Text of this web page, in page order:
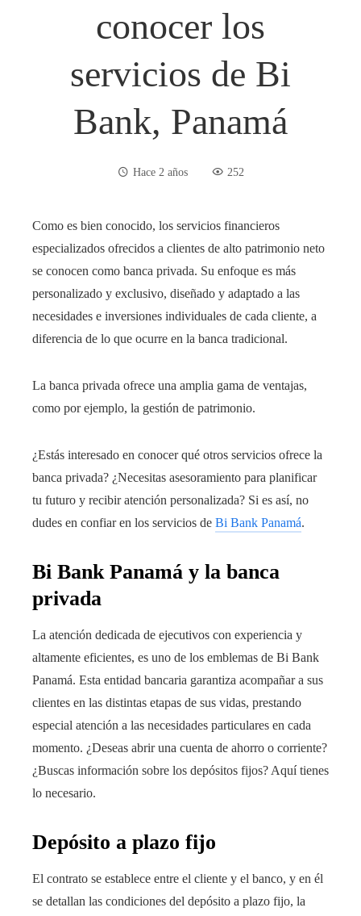
conocer los
servicios de Bi
Bank, Panamá
Hace 2 años 252
Como es bien conocido, los servicios financieros
especializados ofrecidos a clientes de alto patrimonio neto
se conocen como banca privada. Su enfoque es más
personalizado y exclusivo, diseñado y adaptado a las
necesidades e inversiones individuales de cada cliente, a
diferencia de lo que ocurre en la banca tradicional.
La banca privada ofrece una amplia gama de ventajas,
como por ejemplo, la gestión de patrimonio.
¿Estás interesado en conocer qué otros servicios ofrece la
banca privada? ¿Necesitas asesoramiento para planificar
tu futuro y recibir atención personalizada? Si es así, no
dudes en confiar en los servicios de Bi Bank Panamá.
Bi Bank Panamá y la banca
privada
La atención dedicada de ejecutivos con experiencia y
altamente eficientes, es uno de los emblemas de Bi Bank
Panamá. Esta entidad bancaria garantiza acompañar a sus
clientes en las distintas etapas de sus vidas, prestando
especial atención a las necesidades particulares en cada
momento. ¿Deseas abrir una cuenta de ahorro o corriente?
¿Buscas información sobre los depósitos fijos? Aquí tienes
lo necesario.
Depósito a plazo fijo
El contrato se establece entre el cliente y el banco, y en él
se detallan las condiciones del depósito a plazo fijo, la